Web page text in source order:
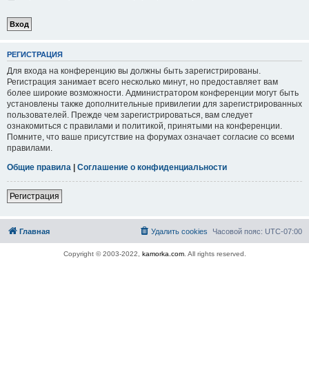
РЕГИСТРАЦИЯ
Для входа на конференцию вы должны быть зарегистрированы.
Регистрация занимает всего несколько минут, но предоставляет вам
более широкие возможности. Администратором конференции могут быть
установлены также дополнительные привилегии для зарегистрированных
пользователей. Прежде чем зарегистрироваться, вам следует
ознакомиться с правилами и политикой, принятыми на конференции.
Помните, что ваше присутствие на форумах означает согласие со всеми
правилами.
Общие правила | Соглашение о конфиденциальности
Регистрация
Главная Часовой пояс: UTC-07:00
Удалить cookies
Copyright © 2003-2022, kamorka.com. All rights reserved.